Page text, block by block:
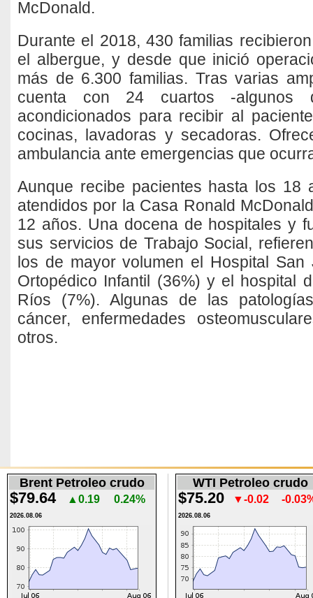
McDonald.
Durante el 2018, 430 familias
el albergue, y desde que inició
más de 6.300 familias. Tras varias
cuenta con 24 cuartos -algunos
acondicionados para recibir al
cocinas, lavadoras y secadoras.
ambulancia ante emergencias que
Aunque recibe pacientes hasta los 18
atendidos por la Casa Ronald
12 años. Una docena de hospitales y
sus servicios de Trabajo Social,
los de mayor volumen el Hospital
Ortopédico Infantil (36%) y el hospital
Ríos (7%). Algunas de las
cáncer, enfermedades
otros.
Brent Petroleo crudo
$79.64 ▲0.19 0.24%
2026.08.06
WTI Petroleo crudo
$75.20 ▼-0.02 -
2026.08.06